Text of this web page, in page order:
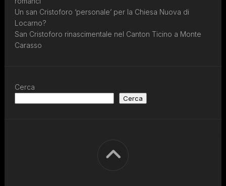
Un san Cristoforo ‘personale’ per la Chiesa Nuova di
Locarno?
San Cristoforo rinascimentale nel Canton Ticino a Monte
Carasso
Cerca
Cerca